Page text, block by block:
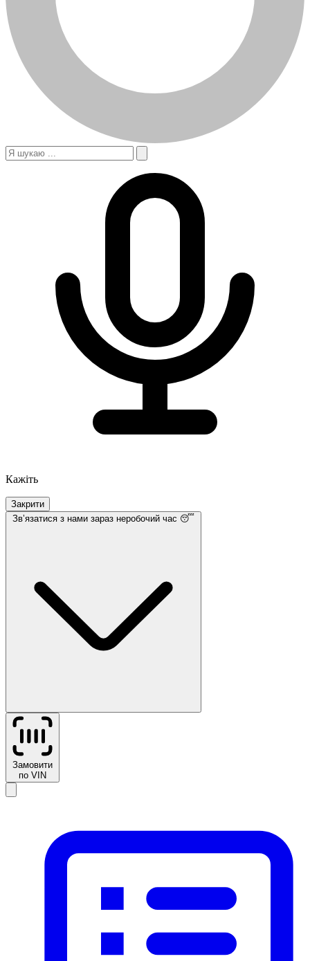
Кажіть
Закрити
Звʼязатися з нами зараз неробочий час 😴
Замовити
по VIN